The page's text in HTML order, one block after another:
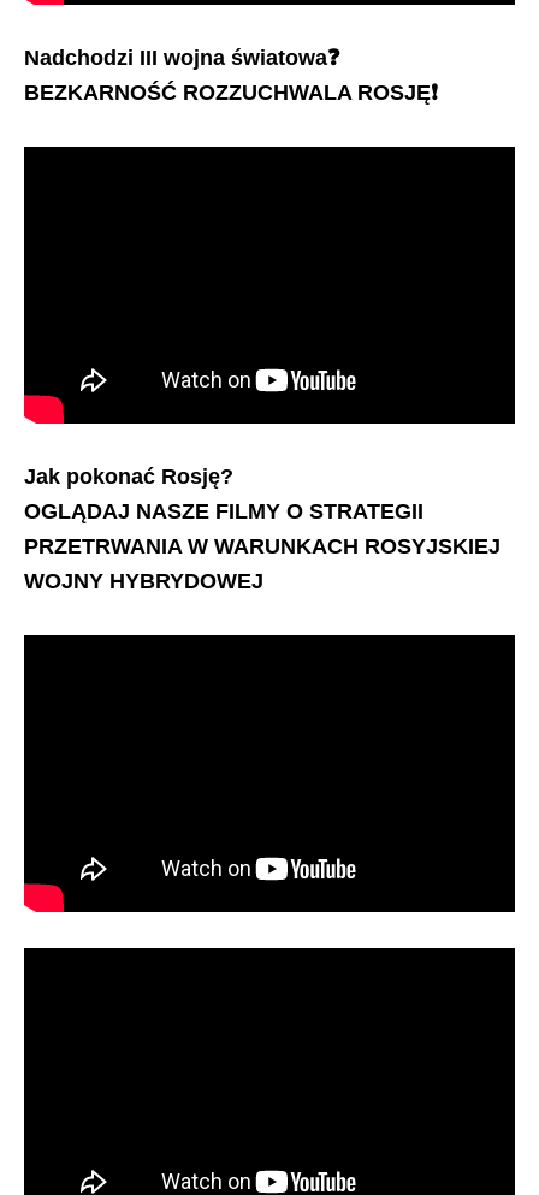
Nadchodzi III wojna światowa❓
BEZKARNOŚĆ ROZZUCHWALA ROSJĘ❗️
Jak pokonać Rosję?
OGLĄDAJ NASZE FILMY O STRATEGII
PRZETRWANIA W WARUNKACH ROSYJSKIEJ
WOJNY HYBRYDOWEJ